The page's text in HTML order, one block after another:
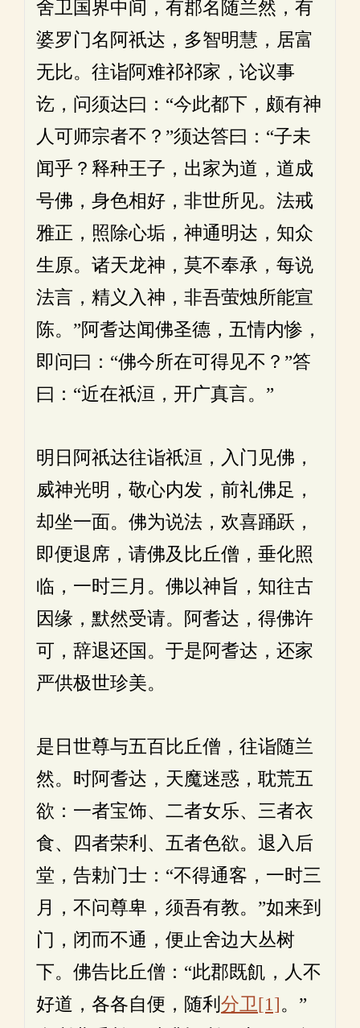
舍卫国界中间，有郡名随兰然，有
婆罗门名阿祇达，多智明慧，居富
无比。往诣阿难祁祁家，论议事
讫，问须达曰：“今此都下，颇有神
人可师宗者不？”须达答曰：“子未
闻乎？释种王子，出家为道，道成
号佛，身色相好，非世所见。法戒
雅正，照除心垢，神通明达，知众
生原。诸天龙神，莫不奉承，每说
法言，精义入神，非吾萤烛所能宣
陈。”阿耆达闻佛圣德，五情内惨，
即问曰：“佛今所在可得见不？”答
曰：“近在祇洹，开广真言。”
明日阿祇达往诣祇洹，入门见佛，
威神光明，敬心内发，前礼佛足，
却坐一面。佛为说法，欢喜踊跃，
即便退席，请佛及比丘僧，垂化照
临，一时三月。佛以神旨，知往古
因缘，默然受请。阿耆达，得佛许
可，辞退还国。于是阿耆达，还家
严供极世珍美。
是日世尊与五百比丘僧，往诣随兰
然。时阿耆达，天魔迷惑，耽荒五
欲：一者宝饰、二者女乐、三者衣
食、四者荣利、五者色欲。退入后
堂，告勅门士：“不得通客，一时三
月，不问尊卑，须吾有教。”如来到
门，闭而不通，便止舍边大丛树
下。佛告比丘僧：“此郡既飢，人不
好道，各各自便，随利 分卫[1]。”